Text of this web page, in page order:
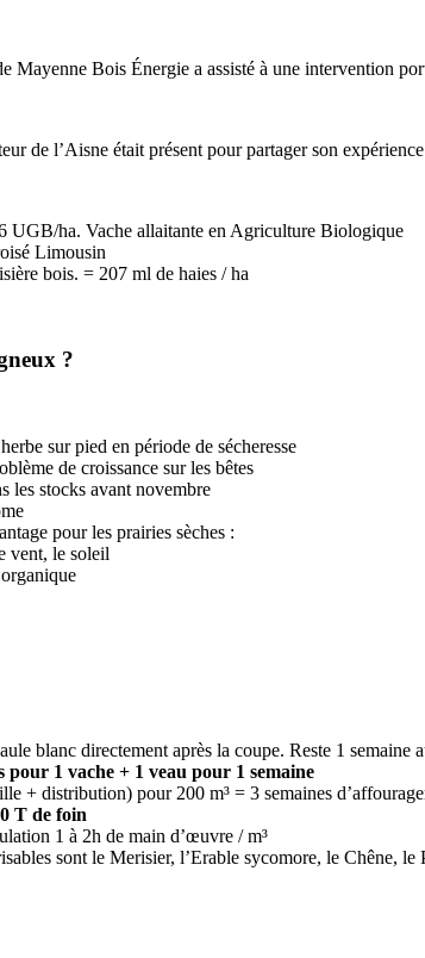
Mayenne Bois Énergie a assisté à une intervention
de l’Aisne était présent pour partager son
UGB/ha. Vache allaitante en Agriculture Biologique
Limousin
bois. = 207 ml de haies / ha
?
sur pied en période de sécheresse
de croissance sur les bêtes
les stocks avant novembre
pour les prairies sèches :
vent, le soleil
blanc directement après la coupe. Reste 1 semaine
pour 1 vache + 1 veau pour 1 semaine
+ distribution) pour 200 m³ = 3 semaines
T de foin
1 à 2h de main d’œuvre / m³
sont le Merisier, l’Erable sycomore, le